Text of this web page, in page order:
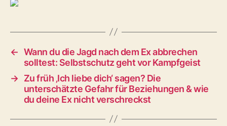
← Wann du die Jagd nach dem Ex abbrechen
solltest: Selbstschutz geht vor Kampfgeist
→ Zu früh ‚Ich liebe dich‘ sagen? Die
unterschätzte Gefahr für Beziehungen & wie
du deine Ex nicht verschreckst